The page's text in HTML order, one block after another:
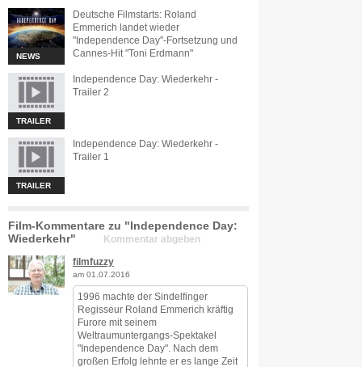
NEWS
Deutsche Filmstarts: Roland
Emmerich landet wieder
"Independence Day"-Fortsetzung und
Cannes-Hit "Toni Erdmann"
TRAILER
Independence Day: Wiederkehr -
Trailer 2
TRAILER
Independence Day: Wiederkehr -
Trailer 1
Film-Kommentare zu "Independence Day:
Wiederkehr"
Kommentar abgeben
filmfuzzy
am 01.07.2016
1996 machte der Sindelfinger
Regisseur Roland Emmerich kräftig
Furore mit seinem
Weltraumuntergangs-Spektakel
"Independence Day". Nach dem
großen Erfolg lehnte er es lange Zeit